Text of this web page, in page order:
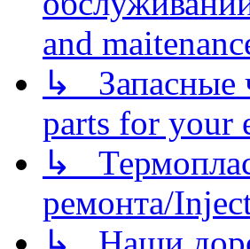
and
↳ Запасные
parts for your
↳
ремонта/